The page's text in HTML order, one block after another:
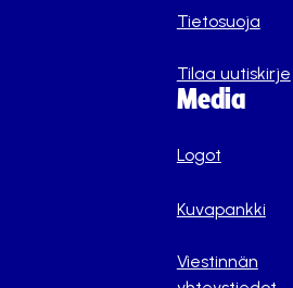
Tietosuoja
Tilaa uutiskirje
Media
Logot
Kuvapankki
Viestinnän